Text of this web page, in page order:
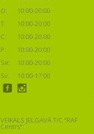
O:
10:00-20:00
T:
10:00-20:00
C:
10:00-20:00
P:
10:00-20:00
Se:
10:00-20:00
Sv:
10:00-17:00
VEIKALS JELGAVĀ T/C "RAF
Centrs":